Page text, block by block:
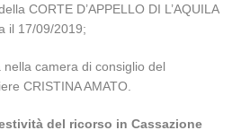
CORTE D’APPELLO DI L’AQUILA
il 17/09/2019;
camera di consiglio del
CRISTINA AMATO.
del ricorso in Cassazione